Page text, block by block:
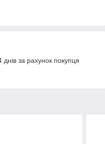
за рахунок покупця